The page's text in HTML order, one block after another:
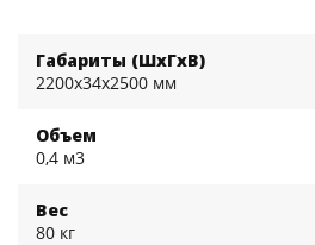
Габариты (ШхГхВ)
2200x34x2500 мм
Объем
0,4 м3
Вес
80 кг